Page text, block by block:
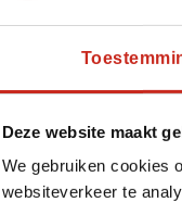
Deze website maakt
We gebruiken cookies
websiteverkeer te